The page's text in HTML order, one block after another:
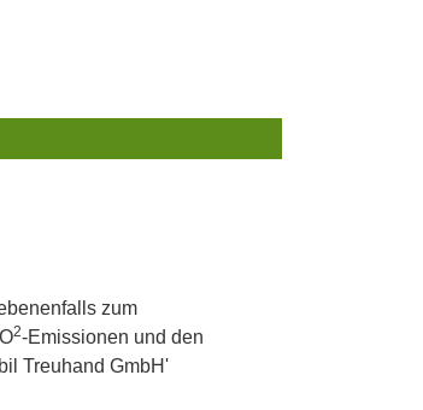
zum
2-Emissionen und den
Treuhand GmbH'